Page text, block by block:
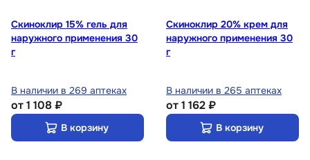
Скиноклир 15% гель для
наружного применения 30
г
В наличии в 269 аптеках
от1 108 ₽
В корзину
Скиноклир 20% крем для
наружного применения 30
г
В наличии в 265 аптеках
от1 162 ₽
В корзину